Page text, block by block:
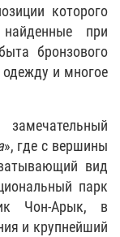
которого
при
бронзового
и многое
», где с вершины
вид
парк
Чон-Арык, в
и крупнейший